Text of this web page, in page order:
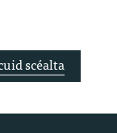
scéalta